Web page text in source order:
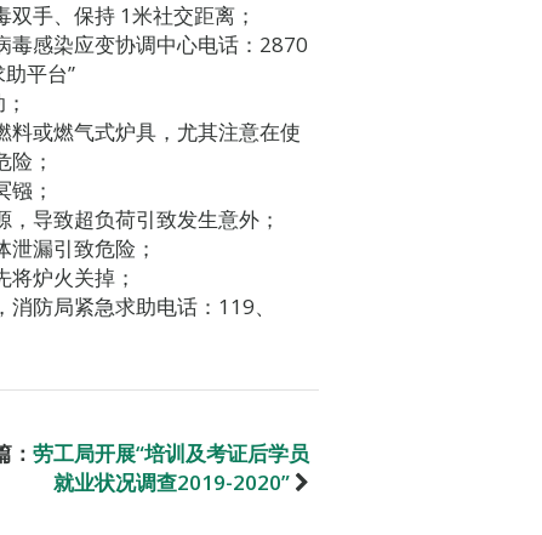
手、保持 1米社交距离；
毒感染应变协调中心电话：2870
平台”
或燃气式炉具，尤其注意在使
；
；
导致超负荷引致发生意外；
漏引致危险；
炉火关掉；
防局紧急求助电话：119、
： 劳工局开展“培训及考证后学员
就业状况调查2019-2020”